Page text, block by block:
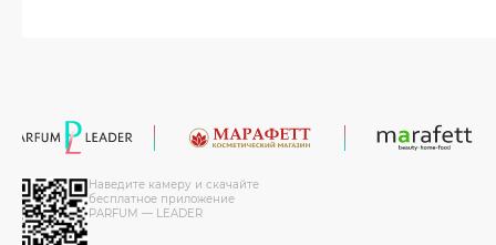
Наведите камеру и скачайте
бесплатное приложение
PARFUM — LEADER